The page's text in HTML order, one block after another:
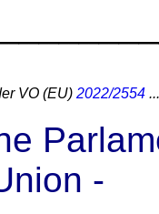
VO (EU) 2022/2554 ...
-